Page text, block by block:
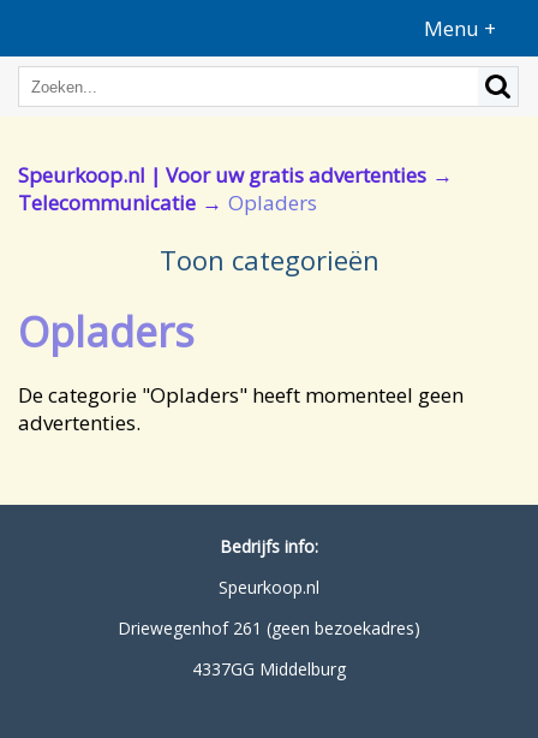
Menu +
Speurkoop.nl | Voor uw gratis advertenties
Telecommunicatie
Opladers
Toon categorieën
Opladers
De categorie "Opladers" heeft momenteel geen
advertenties.
Bedrijfs info:
Speurkoop.nl
Driewegenhof 261 (geen bezoekadres)
4337GG Middelburg